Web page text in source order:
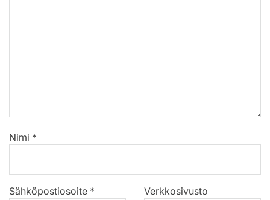
Nimi *
Sähköpostiosoite * Verkkosivusto